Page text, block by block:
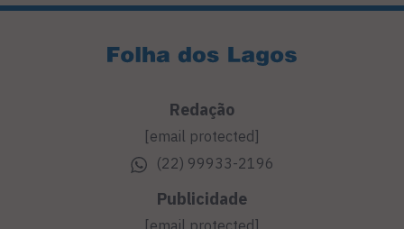
Redação
[email protected]
(22) 99933-2196
Publicidade